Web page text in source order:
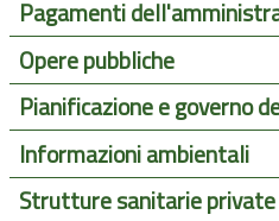
Pagamenti
Opere pubbliche
Pianificazione e governo
Informazioni ambientali
Strutture sanitarie